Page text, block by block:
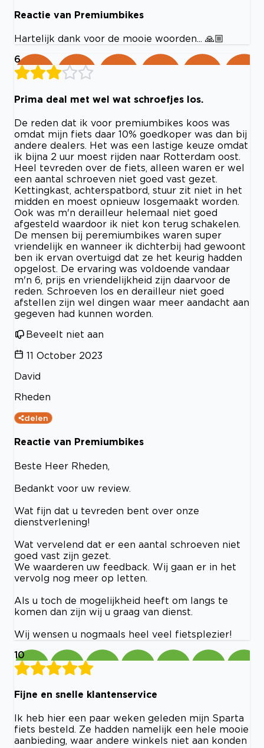
Reactie van Premiumbikes
Hartelijk dank voor de mooie woorden... 🙏🏼
6
Prima deal met wel wat schroefjes los.
De reden dat ik voor premiumbikes koos was
omdat mijn fiets daar 10% goedkoper was dan bij
andere dealers. Het was een lastige keuze omdat
ik bijna 2 uur moest rijden naar Rotterdam oost.
Heel tevreden over de fiets, alleen waren er wel
een aantal schroeven niet goed vast gezet.
Kettingkast, achterspatbord, stuur zit niet in het
midden en moest opnieuw losgemaakt worden.
Ook was m'n derailleur helemaal niet goed
afgesteld waardoor ik niet kon terug schakelen.
De mensen bij peremiumbikes waren super
vriendelijk en wanneer ik dichterbij had gewoont
ben ik ervan overtuigd dat ze het keurig hadden
opgelost. De ervaring was voldoende vandaar
m'n 6, prijs en vriendelijkheid zijn daarvoor de
reden. Schroeven los en derailleur niet goed
afstellen zijn wel dingen waar meer aandacht aan
gegeven had kunnen worden.
Beveelt niet aan
11 October 2023
David
Rheden
delen
Reactie van Premiumbikes
Beste Heer Rheden,
Bedankt voor uw review.
Wat fijn dat u tevreden bent over onze
dienstverlening!
Wat vervelend dat er een aantal schroeven niet
goed vast zijn gezet.
We waarderen uw feedback. Wij gaan er in het
vervolg nog meer op letten.
Als u toch de mogelijkheid heeft om langs te
komen dan zijn wij u graag van dienst.
Wij wensen u nogmaals heel veel fietsplezier!
10
Fijne en snelle klantenservice
Ik heb hier een paar weken geleden mijn Sparta
fiets besteld. Ze hadden namelijk een hele mooie
aanbieding, waar andere winkels niet aan konden